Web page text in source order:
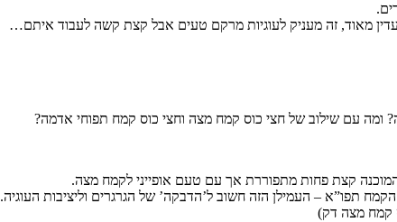
מאוד, זה מעניק לעוגיות מרקם טעים אבל קצת קשה לעבוד איתם…
עם שילוב של חצי כוס קמח מצה וחצי כוס קמח תפוחי אדמה?
קצת פחות מתפוררת אך עם טעם אופייני לקמח מצה.
תפו”א – העמילן הזה חשוב ל’הדבקה’ של הגרגרים וליציבות העוגיה.